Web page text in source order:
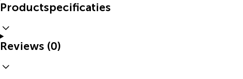
Productspecificaties
Reviews (0)